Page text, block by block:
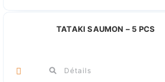
TATAKI SAUMON – 5 PCS
Détails